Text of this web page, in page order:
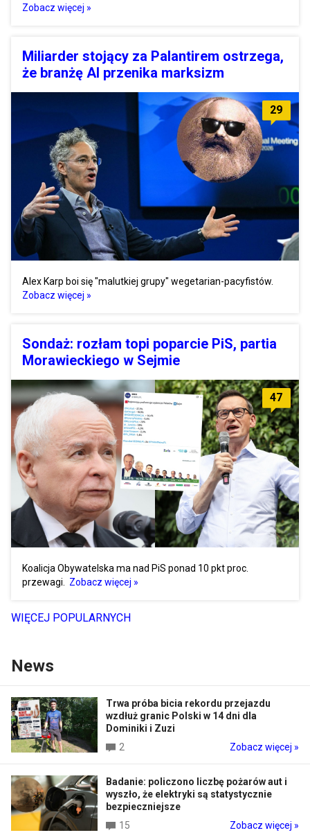
Zobacz więcej »
Miliarder stojący za Palantirem ostrzega,
że branżę AI przenika marksizm
29
Alex Karp boi się "malutkiej grupy" wegetarian-pacyfistów.
Zobacz więcej »
Sondaż: rozłam topi poparcie PiS, partia
Morawieckiego w Sejmie
47
Koalicja Obywatelska ma nad PiS ponad 10 pkt proc.
przewagi. Zobacz więcej »
WIĘCEJ POPULARNYCH
News
Trwa próba bicia rekordu przejazdu
wzdłuż granic Polski w 14 dni dla
Dominiki i Zuzi
2
Zobacz więcej »
Badanie: policzono liczbę pożarów aut i
wyszło, że elektryki są statystycznie
bezpieczniejsze
15
Zobacz więcej »